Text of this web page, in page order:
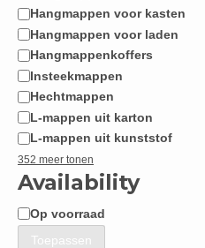
Hangmappen voor kasten
Hangmappen voor laden
Hangmappenkoffers
Insteekmappen
Hechtmappen
L-mappen uit karton
L-mappen uit kunststof
352 meer tonen
Availability
Beschikbaarheid
Op voorraad
Toepassen